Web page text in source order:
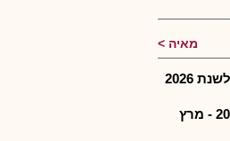
מאיה
הכשע - מצגת משקיעים לשנת 2025 - מרץ